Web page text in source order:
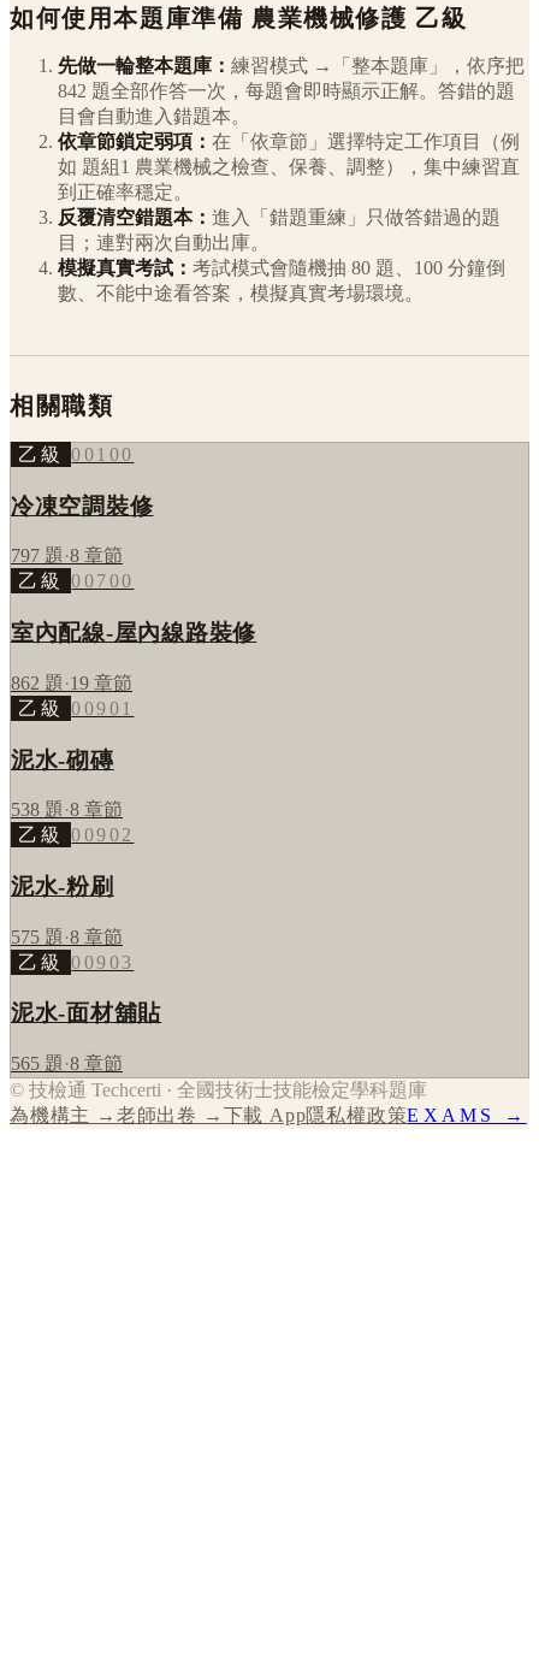
如何使用本題庫準備 農業機械修護 乙級
先做一輪整本題庫： 練習模式 →「整本題庫」，依序把
842 題全部作答一次，每題會即時顯示正解。答錯的題
目會自動進入錯題本。
依章節鎖定弱項： 在「依章節」選擇特定工作項目（例
如 題組1 農業機械之檢查、保養、調整），集中練習直
到正確率穩定。
反覆清空錯題本： 進入「錯題重練」只做答錯過的題
目；連對兩次自動出庫。
模擬真實考試： 考試模式會隨機抽 80 題、100 分鐘倒
數、不能中途看答案，模擬真實考場環境。
相關職類
乙級 00100
冷凍空調裝修
797 題 ·8 章節
乙級
00700
室內配線-屋內線路裝修
862 題 ·19 章節
乙級
00901
泥水-砌磚
538 題 ·8 章節
乙級
00902
泥水-粉刷
575 題 ·8 章節
乙級
00903
泥水-面材舖貼
565 題 ·8 章節
© 技檢通 Techcerti · 全國技術士技能檢定學科題庫
為機構主 → 老師出卷 → 下載 App隱私權政策EXAMS →